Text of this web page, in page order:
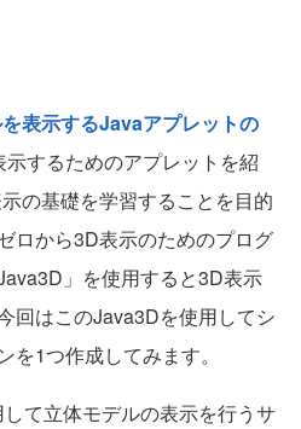
表示するJavaアプレットの
示するためのアプレットを紹
の基礎を学習することを目的
ロから3D表示のためのプログ
」を使用すると3D表示
回はこのJava3Dを使用してシ
を1つ作成してみます。
て立体モデルの表示を行うサ